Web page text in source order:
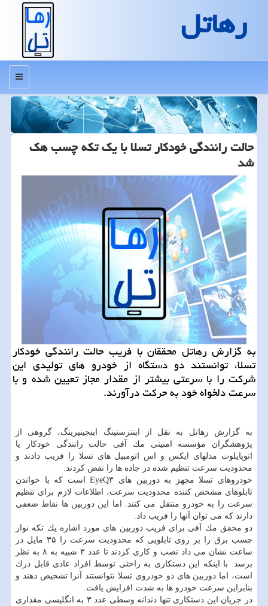
رهاتل
منو
حالت رانندگی خودكار تسلا با یك تكه چسب هك
شد
به گزارش رهاتل محققان با فریب حالت رانندگی خودكار
تسلا، توانستند دو دستگاه از خودرو های تولیدی این
شركت را با سرعتی بیشتر از مقدار مجاز تعیین شده و با
سرعت دلخواه خود به حركت درآورند.
به گزارش رهاتل به نقل از اینترستینگ اینجینیرینگ، گروهی از
پژوهشگران مؤسسه امنیتی مك آفی حالت رانندگی خودكار یا
اتوپایلوت مدلهای ایكس و اس اتومبیل های تسلا را فریب دادند و
محدودیت سرعت تنظیم شده در جاده ها را نقض كردند.
خودروهای تسلا مجهز به دوربین های EyeQ۳ است كه با خواندن
تابلوهای مشخص كننده محدودیت سرعت، اطلاعات لازم برای تنظیم
سرعت را به خودرو منتقل می كنند. اما این دوربین ها نقاط ضعفی
دارند كه می توان آنها را فریب داد.
دو محقق مك آفی برای فریب دوربین های مورد اشاره یك تكه نوار
چسب برق را بر روی تابلویی كه محدودیت سرعت را ۳۵ مایل در
ساعت نشان می داد نصب و كاری كردند تا عدد ۳ شبیه به ۸ به نظر
برسد. با اینكه این دستكاری به راحتی توسط افراد عادی قابل درك
است، اما دوربین های دو خودروی تسلا نتوانستند آنرا تشخیص دهند و
بنابراین سرعت خودرو ها به شدت افزایش یافت.
در جریان این دستكاری تنها دندانه وسطی عدد ۳ به انگلیسی مقداری